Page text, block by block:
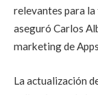
relevantes para la
aseguró Carlos
marketing de
La actualización